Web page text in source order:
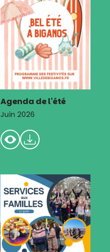
Agenda de l'été
Juin 2026